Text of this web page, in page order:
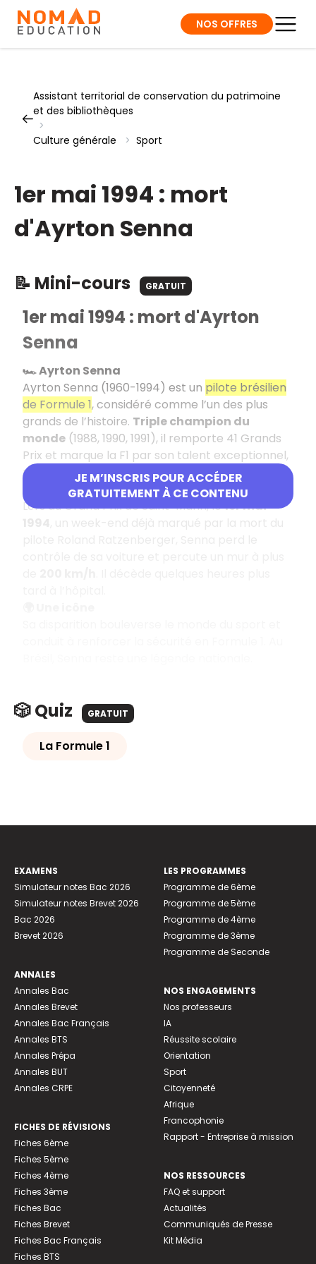
NOS OFFRES
Assistant territorial de conservation du patrimoine
et des bibliothèques
>
Culture générale
> Sport
1er mai 1994 : mort
d'Ayrton Senna
📝 Mini-cours GRATUIT
JE M’INSCRIS POUR ACCÉDER
GRATUITEMENT À CE CONTENU
1er mai 1994 : mort d'Ayrton
Senna
🏎️ Ayrton Senna
Ayrton Senna (1960-1994) est un pilote brésilien
de Formule 1, considéré comme l’un des plus
grands de l’histoire. Triple champion du
monde (1988, 1990, 1991), il remporte 41 Grands
Prix et marque la F1 par son talent exceptionnel,
notamment sous la pluie.
⚠️ Le drame d’Imola
Lors du Grand Prix de Saint-Marin, le1er mai
🎲 Quiz GRATUIT
La Formule 1
EXAMENS
Simulateur notes Bac 2026
Simulateur notes Brevet 2026
Bac 2026
Brevet 2026
ANNALES
Annales Bac
Annales Brevet
Annales Bac Français
Annales BTS
Annales Prépa
Annales BUT
Annales CRPE
FICHES DE RÉVISIONS
Fiches 6ème
Fiches 5ème
Fiches 4ème
Fiches 3ème
Fiches Bac
Fiches Brevet
Fiches Bac Français
Fiches BTS
LES PROGRAMMES
Programme de 6ème
Programme de 5ème
Programme de 4ème
Programme de 3ème
Programme de Seconde
NOS ENGAGEMENTS
Nos professeurs
IA
Réussite scolaire
Orientation
Sport
Citoyenneté
Afrique
Francophonie
Rapport - Entreprise à mission
NOS RESSOURCES
FAQ et support
Actualités
Communiqués de Presse
Kit Média